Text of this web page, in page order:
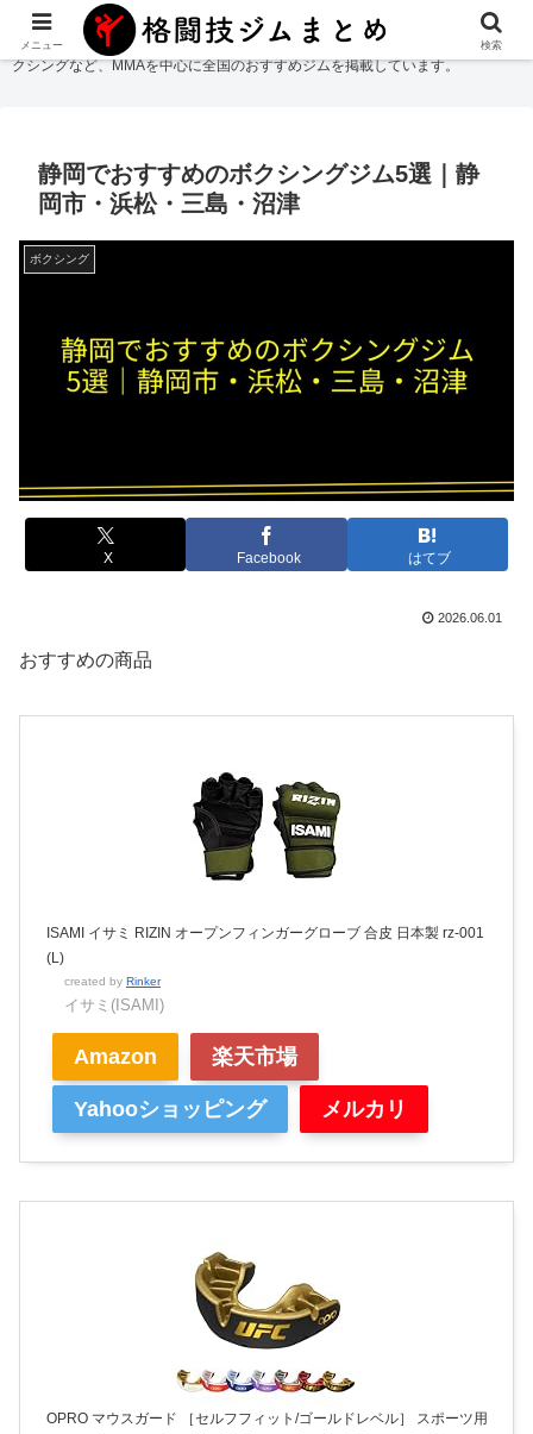
格闘技ジムまとめ
では総合格闘技・柔術・レスリング・キックボクシング・ボ
クシングなど、MMAを中心に全国のおすすめジムを掲載しています。
静岡でおすすめのボクシングジム5選｜静
岡市・浜松・三島・沼津
ボクシング
X Facebook はてブ
2026.06.01
おすすめの商品
ISAMI イサミ RIZIN オープンフィンガーグローブ 合皮 日本製 rz-001
(L)
created by Rinker
イサミ(ISAMI)
Amazon 楽天市場
Yahooショッピング メルカリ
OPRO マウスガード ［セルフフィット/ゴールドレベル］ スポーツ用
メニュー 検索